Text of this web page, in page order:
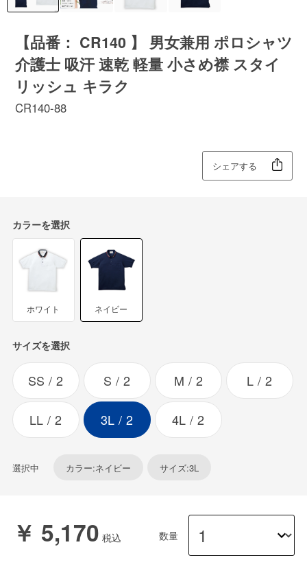
【品番： CR140 】 男女兼用 ポロシャツ
介護士 吸汗 速乾 軽量 小さめ襟 スタイ
リッシュ キラク
CR140-88
シェアする
カラーを選択
ホワイト ネイビー
サイズを選択
SS 2 S 2 M 2 L 2
LL 2 3L 2 4L 2
選択中 カラー:ネイビー サイズ:3L
￥ 5,170 数量